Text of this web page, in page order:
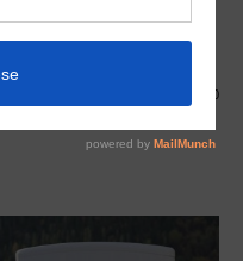
qual delas tem a visão
470